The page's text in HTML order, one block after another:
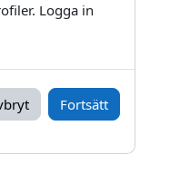
Logga in
Fortsätt